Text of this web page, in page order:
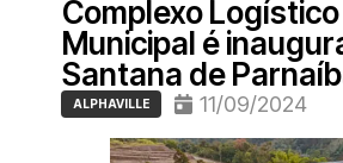
Complexo Logístico
Municipal é
Santana de
ALPHAVILLE 11/09/2024